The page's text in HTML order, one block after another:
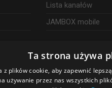
Lista kanałów
JAMBOX mobile
Ta strona używa
z plików cookie, aby zapewnić
używanie przez nas wszystkich